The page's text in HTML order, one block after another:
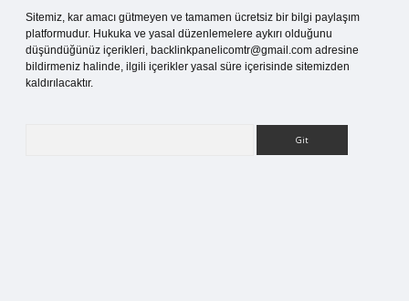
Sitemiz, kar amacı gütmeyen ve tamamen ücretsiz bir bilgi paylaşım
platformudur. Hukuka ve yasal düzenlemelere aykırı olduğunu
düşündüğünüz içerikleri, backlinkpanelicomtr@gmail.com adresine
bildirmeniz halinde, ilgili içerikler yasal süre içerisinde sitemizden
kaldırılacaktır.